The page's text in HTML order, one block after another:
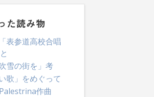
た読み物
表参道高校合唱
雪の街を」考
歌」をめぐって
作曲